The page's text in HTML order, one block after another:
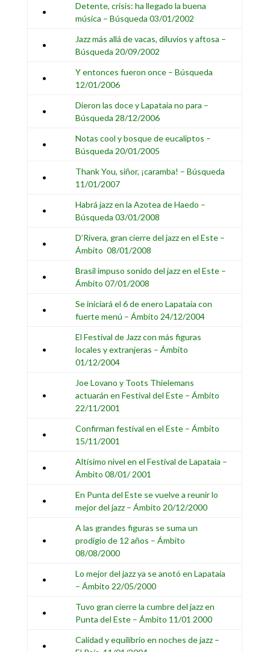
•
Detente, crisis: ha llegado la buena
música – Búsqueda 03/01/2002
•
Jazz más allá de vacas, diluvios y aftosa –
Búsqueda 20/09/2002
•
Y entonces fueron once – Búsqueda
12/01/2006
•
Dieron las doce y Lapataia no para –
Búsqueda 28/12/2006
•
Notas cool y bosque de eucaliptos –
Búsqueda 20/01/2005
•
Thank You, siñor, ¡caramba! – Búsqueda
11/01/2007
•
Habrá jazz en la Azotea de Haedo –
Búsqueda 03/01/2008
•
D’Rivera, gran cierre del jazz en el Este –
Ámbito 08/01/2008
•
Brasil impuso sonido del jazz en el Este –
Ámbito 07/01/2008
•
Se iniciará el 6 de enero Lapataia con
fuerte menú – Ámbito 24/12/2004
•
El Festival de Jazz con más figuras
locales y extranjeras – Ámbito
01/12/2004
•
Joe Lovano y Toots Thielemans
actuarán en Festival del Este – Ámbito
22/11/2001
•
Confirman festival en el Este – Ámbito
15/11/2001
•
Altísimo nivel en el Festival de Lapataia –
Ámbito 08/01/ 2001
•
En Punta del Este se vuelve a reunir lo
mejor del jazz – Ámbito 20/12/2000
•
A las grandes figuras se suma un
prodigio de 12 años – Ámbito
08/08/2000
•
Lo mejor del jazz ya se anotó en Lapataia
– Ámbito 22/05/2000
•
Tuvo gran cierre la cumbre del jazz en
Punta del Este – Ámbito 11/01 2000
•
Calidad y equilibrio en noches de jazz –